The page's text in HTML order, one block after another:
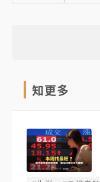
知更多